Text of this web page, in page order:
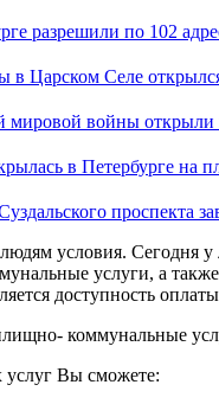
разрешили по 102
Царском Селе
мировой войны открыли
в Петербурге на
проспекта
условия. Сегодня
услуги, а
доступность
коммунальные
Вы сможете: